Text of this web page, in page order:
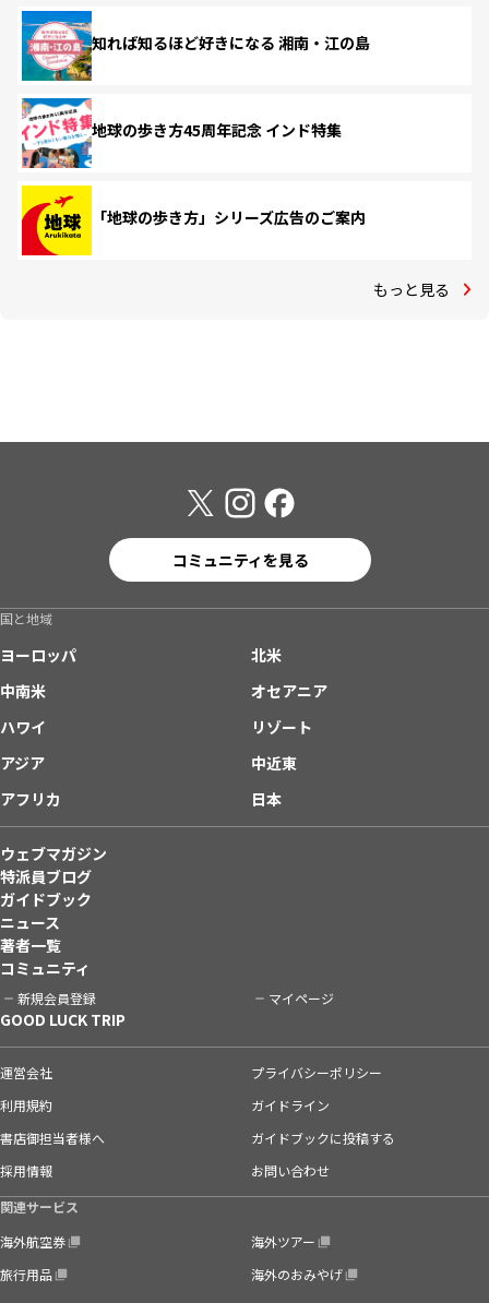
知れば知るほど好きになる 湘南・江の島
地球の歩き方45周年記念 インド特集
「地球の歩き方」シリーズ広告のご案内
もっと見る
コミュニティを見る
国と地域
ヨーロッパ
北米
中南米
オセアニア
ハワイ
リゾート
アジア
中近東
アフリカ
日本
ウェブマガジン
特派員ブログ
ガイドブック
ニュース
著者一覧
コミュニティ
新規会員登録 マイページ
GOOD LUCK TRIP
運営会社
プライバシーポリシー
利用規約
ガイドライン
書店御担当者様へ
ガイドブックに投稿する
採用情報
お問い合わせ
関連サービス
海外航空券
海外ツアー
旅行用品
海外のおみやげ